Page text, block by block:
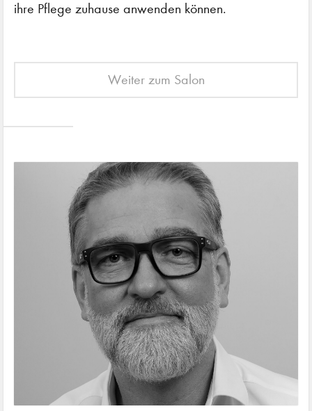
ihre Pflege zuhause anwenden können.
Weiter zum Salon